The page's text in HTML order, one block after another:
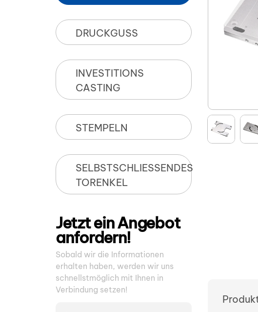
DRUCKGUSS
INVESTITIONS
CASTING
STEMPELN
SELBSTSCHLIESSENDES
TORENKEL
Jetzt ein Angebot
anfordern!
Sobald wir die Informationen
erhalten haben, werden wir uns
schnellstmöglich mit Ihnen in
Verbindung setzen!